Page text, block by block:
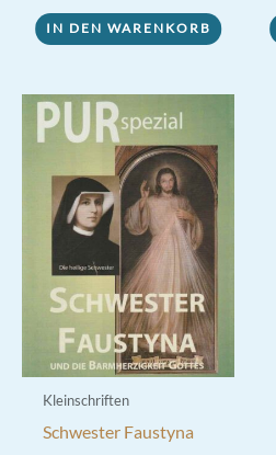
IN DEN WARENKORB
Kleinschriften
Schwester Faustyna